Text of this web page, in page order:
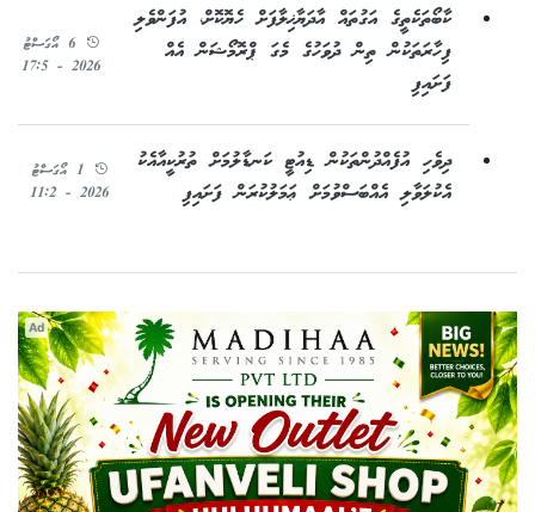
ކާބޯތަކެތީގެ އަގުތައް އާދަޔާޚިލާފަށް ހެޔޮކޮށް، އުފަންވެލި
ފިހާރަތަކުން ތިން ދުވަހުގެ މެގަ ޕްރޮމޯޝަން އެއް
ފަށައިފި
6 އޯގަސްޓު
2026 - 17:5
ދިވެހި އުފެއްދުންތަކުން ޑިއުޓީ ކަނޑާލުމަށް ތުރުކީއާއެކު
އެކުލަވާލި އެއްބަސްވުމަށް ޢަމަލުކުރަން ފަށައިފި
1 އޯގަސްޓު
2026 - 11:2
Ad